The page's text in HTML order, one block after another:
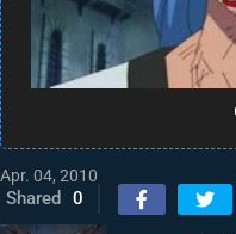
Apr. 04, 2010
Shared 0